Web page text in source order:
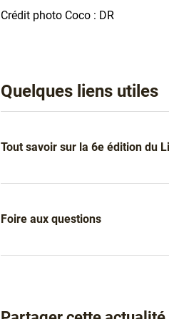
Crédit photo Coco : DR
Quelques liens utiles
Tout savoir sur la 6e édition du
Foire aux questions